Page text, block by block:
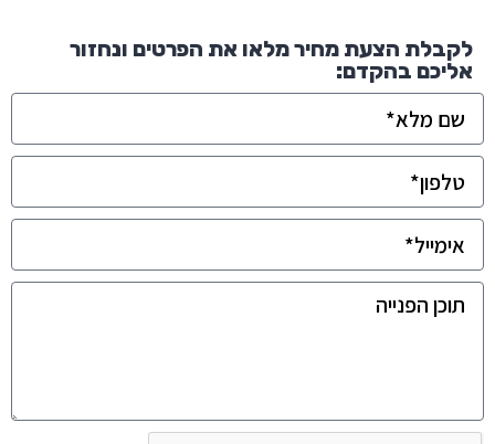
לקבלת הצעת מחיר מלאו את הפרטים ונחזור
אליכם בהקדם: